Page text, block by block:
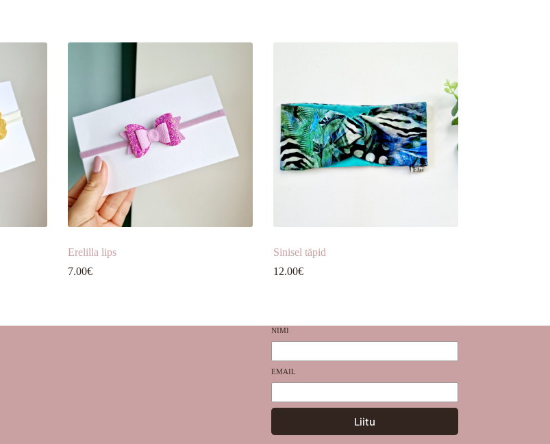
Erelilla lips
7.00€
Sinisel täpid
12.00€
NIMI
EMAIL
Liitu